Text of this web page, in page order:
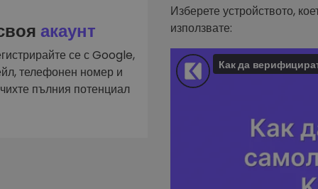
за
Повтаряща се печалба
акаунт
се с Google,
телефонен номер и
пълния потенциал
Изберете устройството,
използвате: